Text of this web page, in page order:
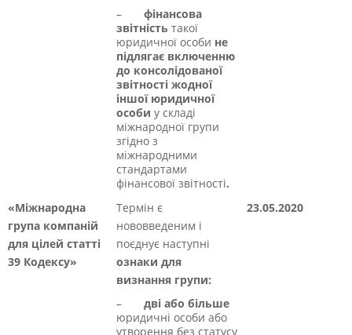
– фінансова
звітність такої
юридичної особи не
підлягає включенню
до консолідованої
звітності жодної
іншої юридичної
особи у складі
міжнародної групи
згідно з
міжнародними
стандартами
фінансової звітності.
«Міжнародна
група компаній
для цілей статті
39 Кодексу»
Термін є
нововведеним і
поєднує наступні
ознаки для
визнання групи:
– дві або більше
юридичні особи або
утворення без статусу
23.05.2020